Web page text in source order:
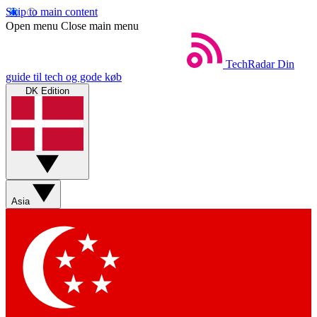
Skip to main content
Open menu Close main menu
TechRadar Din
guide til tech og gode køb
DK Edition
Asia